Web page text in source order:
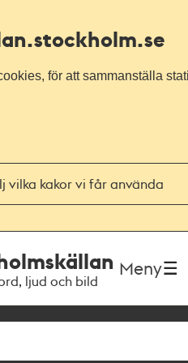
.stockholm.se
för att sammanställa
vilka kakor vi får använda
ljud och bild
Meny